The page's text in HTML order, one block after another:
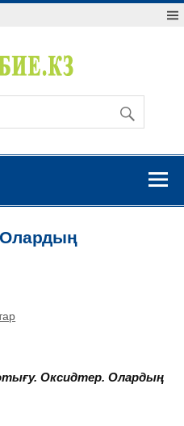
Олардың
Оксидтер. Олардың